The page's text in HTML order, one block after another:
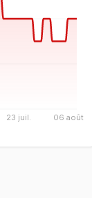
23 juil. 06 août